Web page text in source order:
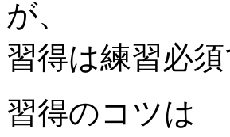
が、
習得は練習必須
習得のコツは